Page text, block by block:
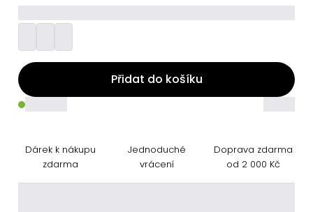
Přidat do košíku
Dárek k nákupu
zdarma
Jednoduché
vrácení
Doprava zdarma
od 2 000 Kč